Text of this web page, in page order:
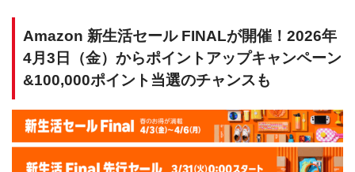
Amazon 新生活セール FINALが開催！2026年
4月3日（金）からポイントアップキャンペーン
&100,000ポイント当選のチャンスも